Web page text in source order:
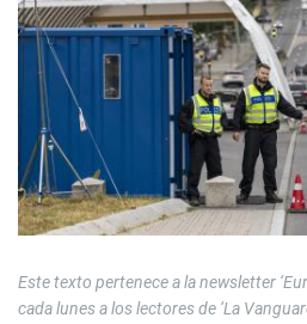
Este texto pertenece a la newsletter
cada lunes a los lectores de ‘La